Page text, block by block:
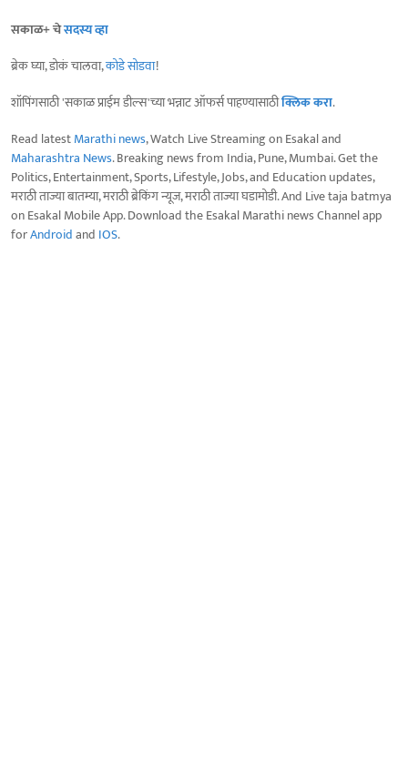
सकाळ+ चेसदस्य व्हा
ब्रेक घ्या, डोकं चालवा,कोडे सोडवा!
शॉपिंगसाठी 'सकाळ प्राईम डील्स'च्या भन्नाट ऑफर्स पाहण्यासाठीक्लिक करा.
Read latestMarathi news, Watch Live Streaming on Esakal and
Maharashtra News. Breaking news from India, Pune, Mumbai. Get the
Politics, Entertainment, Sports, Lifestyle, Jobs, and Education updates,
मराठी ताज्या बातम्या, मराठी ब्रेकिंग न्यूज, मराठी ताज्या घडामोडी. And Live taja batmya
on Esakal Mobile App. Download the Esakal Marathi news Channel app
forAndroidand IOS.